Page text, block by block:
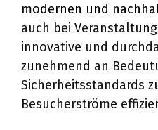
modernen und
auch bei
innovative und
zunehmend an
Sicherheitsstandards
Besucherströme